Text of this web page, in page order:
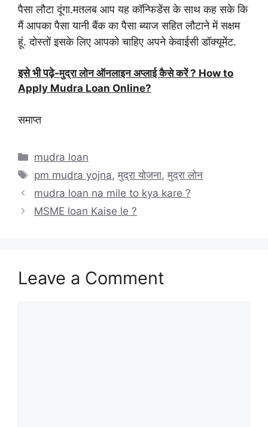
पैसा लौटा दूंगा.मतलब आप यह कॉन्फिडेंस के साथ कह सके कि
मैं आपका पैसा यानी बैंक का पैसा ब्याज सहित लौटाने में सक्षम
हूं.दोस्तों इसके लिए आपको चाहिए अपने केवाईसी डॉक्यूमेंट.
इसे भी पढ़े-मुद्रा लोन ऑनलाइन अप्लाई कैसे करें ? How to
Apply Mudra Loan Online?
समाप्त
Categories
mudra loan
Tags
pm mudra yojna,मुद्रा योजना,मुद्रा लोन
mudra loan na mile to kya kare ?
MSME loan Kaise le ?
Leave a Comment